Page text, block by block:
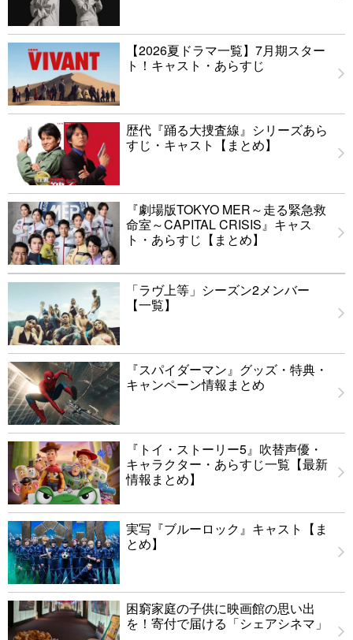
【2026夏ドラマ一覧】7月期スター
ト！キャスト・あらすじ
歴代『踊る大捜査線』シリーズあら
すじ・キャスト【まとめ】
『劇場版TOKYO MER～走る緊急救
命室～CAPITAL CRISIS』キャス
ト・あらすじ【まとめ】
「ラヴ上等」シーズン2メンバー
【一覧】
『スパイダーマン』グッズ・特典・
キャンペーン情報まとめ
『トイ・ストーリー5』吹替声優・
キャラクター・あらすじ一覧【最新
情報まとめ】
実写『ブルーロック』キャスト【ま
とめ】
困窮家庭の子供に映画館の思い出
を！寄付で届ける「シェアシネマ」